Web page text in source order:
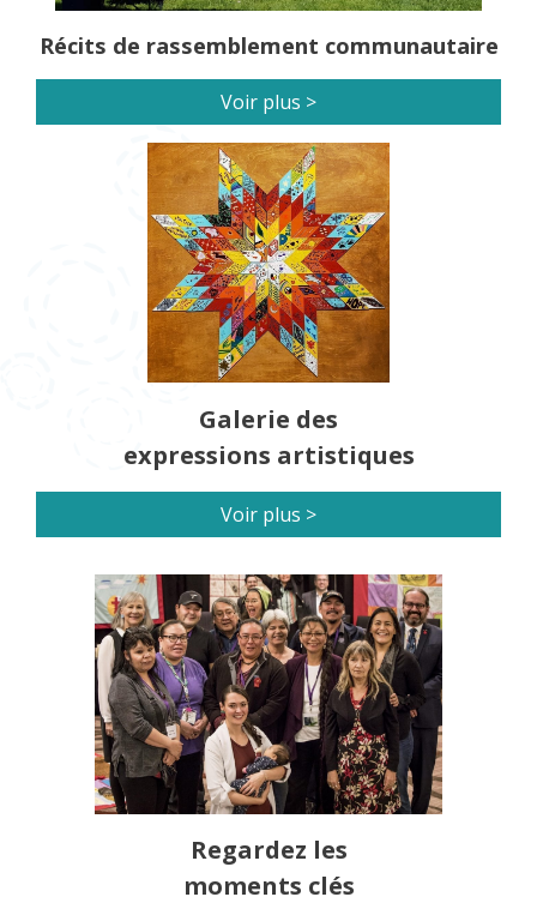
Récits de rassemblement communautaire
Voir plus >
Galerie des
expressions artistiques
Voir plus >
Regardez les
moments clés